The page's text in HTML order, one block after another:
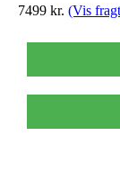
7499 kr. (Vis